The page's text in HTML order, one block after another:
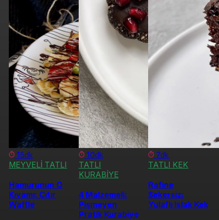
15dk
MEYVELİ TATLI
Hamurunun O
Kıvamı: Çıtır
Waffle
10dk
TATLI
KURABİYE
4 Malzemeli:
Pişmeyen
Pratik Kurabiye
7dk
TATLI KEK
Rafine
Şekersiz:
Yulaflı Islak Kek